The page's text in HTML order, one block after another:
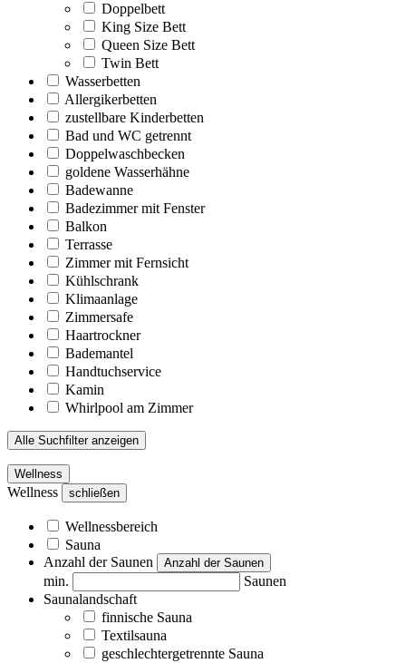
Doppelbett
King Size Bett
Queen Size Bett
Twin Bett
Wasserbetten
Allergikerbetten
zustellbare Kinderbetten
Bad und WC getrennt
Doppelwaschbecken
goldene Wasserhähne
Badewanne
Badezimmer mit Fenster
Balkon
Terrasse
Zimmer mit Fernsicht
Kühlschrank
Klimaanlage
Zimmersafe
Haartrockner
Bademantel
Handtuchservice
Kamin
Whirlpool am Zimmer
Alle Suchfilter anzeigen
Wellness
Wellness schließen
Wellnessbereich
Sauna
Anzahl der Saunen
Anzahl der Saunen
min.
Saunen
Saunalandschaft
finnische Sauna
Textilsauna
geschlechtergetrennte Sauna